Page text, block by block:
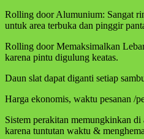
Rolling door Alumunium: Sangat
untuk area terbuka dan pinggir
Rolling door Memaksimalkan
karena pintu digulung keatas.
Daun slat dapat diganti setiap
Harga ekonomis, waktu pesanan /
Sistem perakitan memungkinkan
karena tuntutan waktu &